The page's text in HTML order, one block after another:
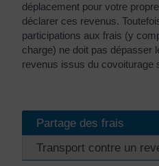
déplacement pour votre
déclarer ces revenus.
participations aux frais (y
charge) ne doit pas dépasser
revenus issus du covoiturage
Partage des frais
Transport contre un